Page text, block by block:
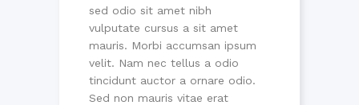
sed odio sit amet nibh
vulputate cursus a sit amet
mauris. Morbi accumsan ipsum
velit. Nam nec tellus a odio
tincidunt auctor a ornare odio.
Sed non mauris vitae erat